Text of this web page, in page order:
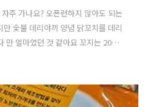
주 가나요? 오픈런하지 않아도 되는
숯불 데리야끼 양념 닭꼬치를 데리
만 얼마였던 것 같아요 꼬지는 20개
동하지 않아도 되어서 좋고요 전자
ㅠ 막대기 있는 부분에는 기름 안 해
미 늦었어요 요리조리돌려가며 구워